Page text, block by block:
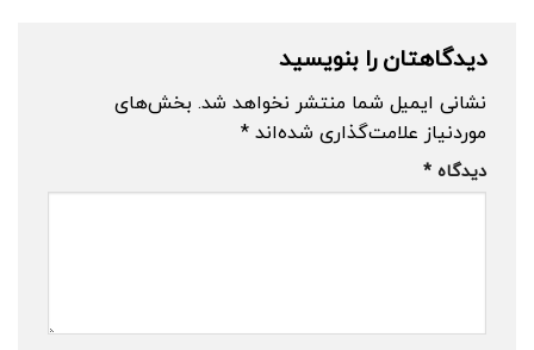
دیدگاهتان را بنویسید
نشانی ایمیل شما منتشر نخواهد شد. بخش‌های
موردنیاز علامت‌گذاری شده‌اند*
دیدگاه *